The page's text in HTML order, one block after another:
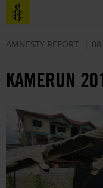
Direkt
zum
Benutzermenü
AMNESTY REPORT
KAMERUN